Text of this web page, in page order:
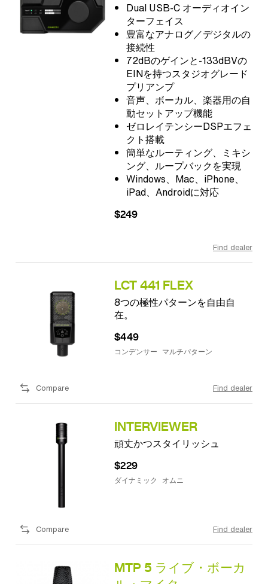
Dual USB-C オーディオイン
ターフェイス
豊富なアナログ／デジタルの
接続性
72dBのゲインと-133dBVの
EINを持つスタジオグレード
プリアンプ
音声、ボーカル、楽器用の自
動セットアップ機能
ゼロレイテンシーDSPエフェ
クト搭載
簡単なルーティング、ミキシ
ング、ループバックを実現
Windows、Mac、iPhone、
iPad、Androidに対応
$249
Find dealer
LCT 441 FLEX
8つの極性パターンを自由自
在。
$449
コンデンサー マルチパターン
Compare Find dealer
INTERVIEWER
頑丈かつスタイリッシュ
$229
ダイナミック オムニ
Compare Find dealer
MTP 5 ライブ・ボーカ